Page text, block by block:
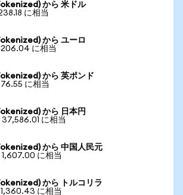
から 米ドル
に相当
から ユーロ
に相当
から 英ポンド
に相当
から 日本円
に相当
から 中国人民元
に相当
から トルコリラ
に相当